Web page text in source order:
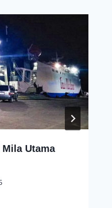
Utama